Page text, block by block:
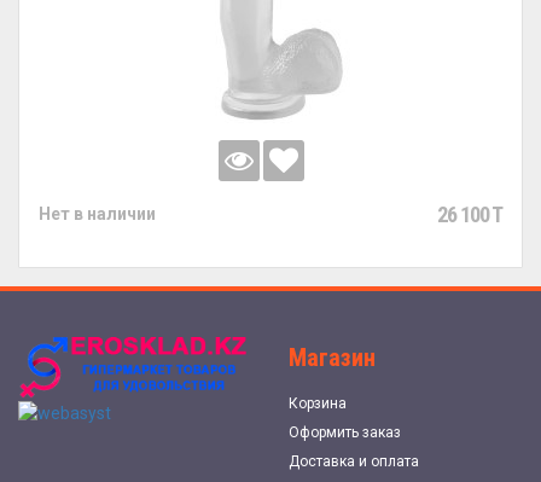
Нет в наличии 26 100 T
Магазин
Корзина
Оформить заказ
Доставка и оплата